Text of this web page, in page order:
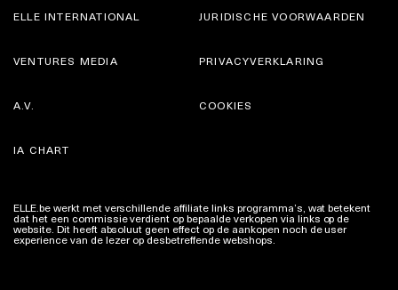
ELLE INTERNATIONAL
VENTURES MEDIA
JURIDISCHE VOORWAARDEN
PRIVACYVERKLARING
A.V.
IA CHART
COOKIES
ELLE.be werkt met verschillende affiliate links programma’s, wat betekent
dat het een commissie verdient op bepaalde verkopen via links op de
website. Dit heeft absoluut geen effect op de aankopen noch de user
experience van de lezer op desbetreffende webshops.